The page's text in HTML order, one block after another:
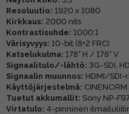
Resoluutio: 1920 x 1080
Kirkkaus: 2000 nits
Kontrastisuhde: 1000:1
Värisyvyys: 10-bit (8+2 FRC)
Katselukulma: 178° H / 178° V
Signaalitulo/-lähtö: 3G-SDI,
Signaalin muunnos: HDMI/SDI-
Käyttöjärjestelmä: CINENORM
Tuetut akkumallit: Sony NP-
Virtatulo: 4-pinninen